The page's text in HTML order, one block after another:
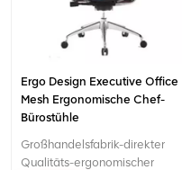
Ergo Design Executive Office
Mesh Ergonomische Chef-
Bürostühle
Großhandelsfabrik-direkter
Qualitäts-ergonomischer